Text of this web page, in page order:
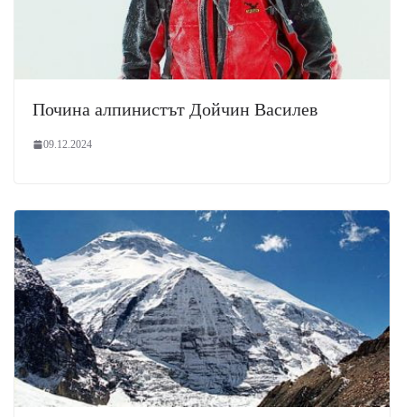
Почина алпинистът Дойчин Василев
09.12.2024